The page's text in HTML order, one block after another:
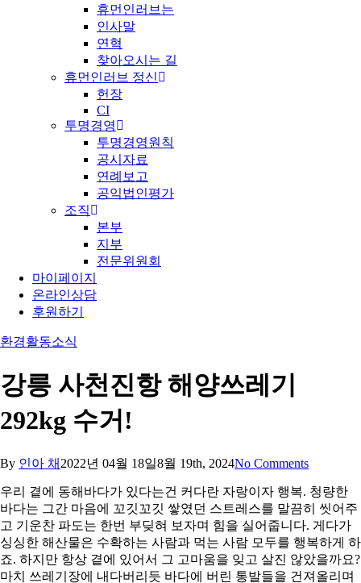
휴먼인러브는
인사말
연혁
찾아오시는 길
휴먼인러브 정신
헌장
CI
투명경영
투명경영원칙
공시자료
연례보고
공익법인평가
조직
본부
지부
전문위원회
마이페이지
온라인상담
후원하기
환경활동소식
강릉 사천진항 해양쓰레기
292kg 수거!
By 인아 채 2022년 04월 18일8월 19th, 2024No Comments
우리 곁에 동해바다가 있다는건 커다란 자랑이자 행복. 청량한
바다는 그간 마음에 꼬깃꼬깃 쌓였던 스트레스를 말끔히 씻어주
고 기운찬 파도는 한번 부딪혀 보자며 힘을 실어줍니다. 게다가
싱싱한 해산물은 수확하는 사람과 먹는 사람 모두를 행복하게 하
죠. 하지만 항상 곁에 있어서 그 고마움을 잊고 살진 않았을까요?
마치 쓰레기장에 내다버리듯 바다에 버린 통발들을 건져올리며